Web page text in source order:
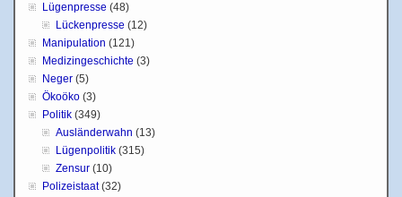
Lügenpresse (48)
Lückenpresse (12)
Manipulation (121)
Medizingeschichte (3)
Neger (5)
Ökoöko (3)
Politik (349)
Ausländerwahn (13)
Lügenpolitik (315)
Zensur (10)
Polizeistaat(32)